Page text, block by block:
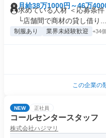
月給38万1000円～46万
求めている人材 ＜応募条件
└店舗間で商材の貸し借り...
制服あり 業界未経験歓迎 +34個
この企業の
NEW 正社員
コールセンタースタッフ
株式会社ハジマリ